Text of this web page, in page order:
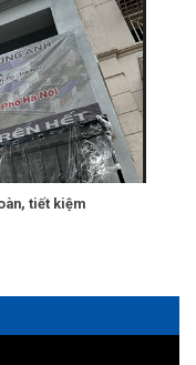
tiết kiệm